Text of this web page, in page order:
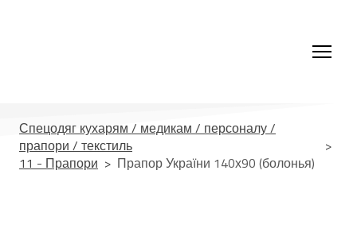
Спецодяг кухарям / медикам / персоналу /
прапори / текстиль
11 - Прапори
Прапор України 140х90 (болонья)